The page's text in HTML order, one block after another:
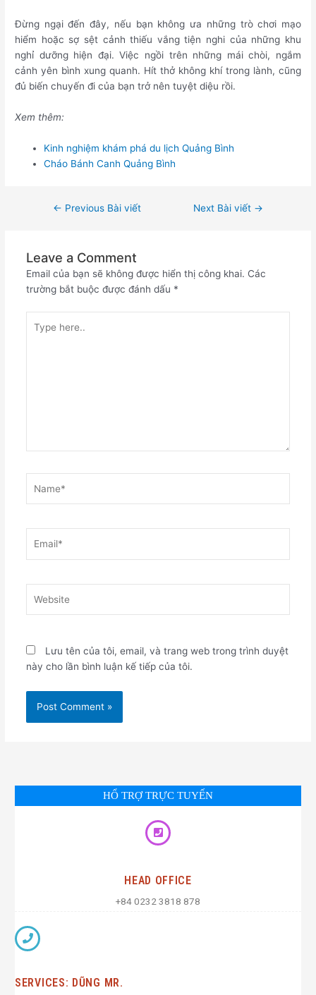
Đừng ngại đến đây, nếu bạn không ưa những trò chơi mạo
hiểm hoặc sợ sệt cảnh thiếu vắng tiện nghi của những khu
nghỉ dưỡng hiện đại. Việc ngồi trên những mái chòi, ngắm
cảnh yên bình xung quanh. Hít thở không khí trong lành, cũng
đủ biến chuyến đi của bạn trở nên tuyệt diệu rồi.
Xem thêm:
Kinh nghiệm khám phá du lịch Quảng Bình
Cháo Bánh Canh Quảng Bình
← Previous Bài viết Next Bài viết →
Leave a Comment
Email của bạn sẽ không được hiển thị công khai. Các
trường bắt buộc được đánh dấu *
here..
Lưu tên của tôi, email, và trang web trong trình duyệt
này cho lần bình luận kế tiếp của tôi.
HỔ TRỢ TRỰC TUYẾN
HEAD OFFICE
+84 0232 3818 878
SERVICES: DŨNG MR.